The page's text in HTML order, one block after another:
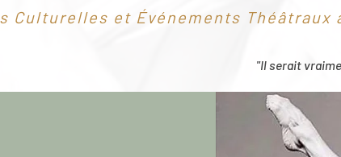
Culturelles et Événements Théâtraux
"Il serait